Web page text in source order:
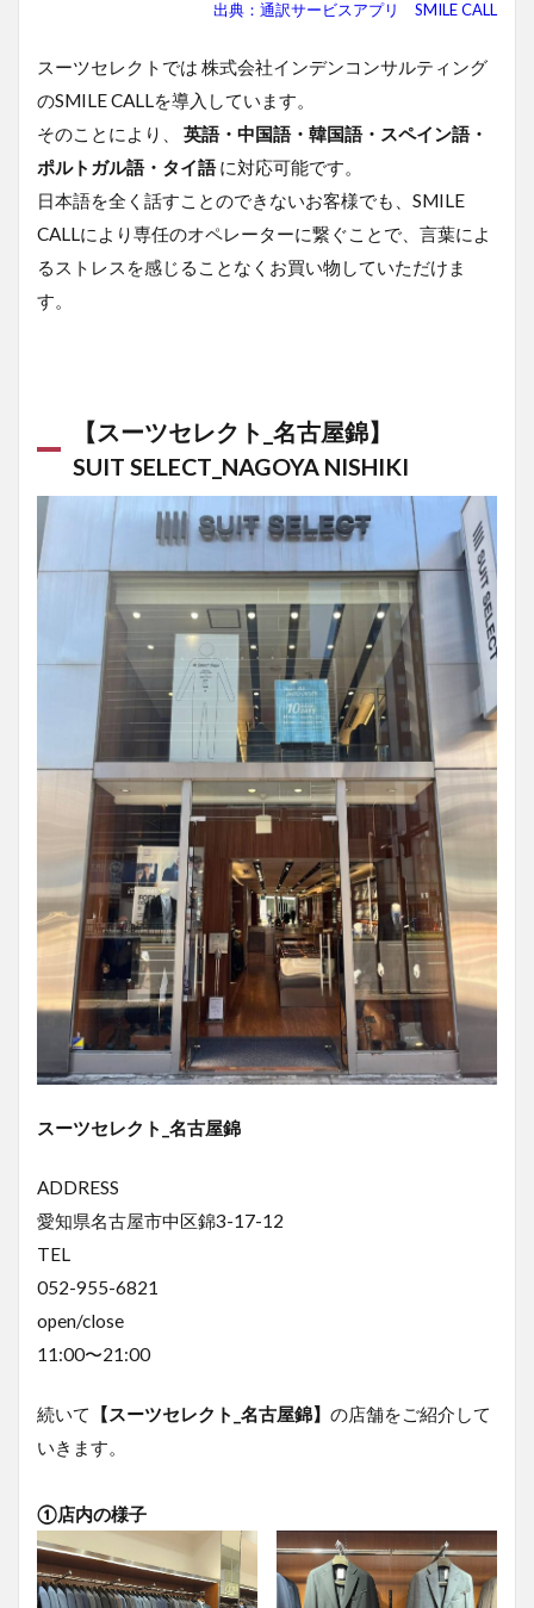
出典：通訳サービスアプリ SMILE CALL
スーツセレクトでは 株式会社インデンコンサルティング
のSMILE CALLを導入しています。
そのことにより、 英語・中国語・韓国語・スペイン語・
ポルトガル語・タイ語に対応可能です。
日本語を全く話すことのできないお客様でも、SMILE
CALLにより専任のオペレーターに繋ぐことで、言葉によ
るストレスを感じることなくお買い物していただけま
す。
【スーツセレクト_名古屋錦】
SUIT SELECT_NAGOYA NISHIKI
スーツセレクト_名古屋錦
ADDRESS
愛知県名古屋市中区錦3-17-12
TEL
052-955-6821
open/close
11:00〜21:00
続いて 【スーツセレクト_名古屋錦】 の店舗をご紹介して
いきます。
①店内の様子